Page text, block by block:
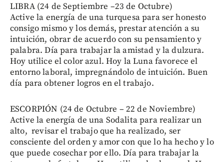
LIBRA (24 de Septiembre –23 de Octubre)
Active la energía de una turquesa para ser honesto
consigo mismo y los demás, prestar atención a su
intuición, obrar de acuerdo con su pensamiento y
palabra. Día para trabajar la amistad y la dulzura.
Hoy utilice el color azul. Hoy la Luna favorece el
entorno laboral, impregnándolo de intuición. Buen
día para obtener logros en el trabajo.
ESCORPIÓN (24 de Octubre – 22 de Noviembre)
Active la energía de una Sodalita para realizar un
alto, revisar el trabajo que ha realizado, ser
consciente del orden y amor con que lo ha hecho y lo
que puede cosechar por ello. Día para trabajar la